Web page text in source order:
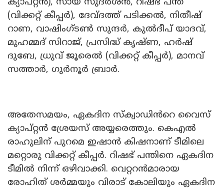
(വിക്കറ്റ് കീപ്പർ), ദേവ്‌ദത്ത് പടിക്കൽ, നിതീഷ്
റാണ, വാഷിംഗ്‌ടൺ സുന്ദർ, കുൽദീപ് യാദവ്,
മുഹമ്മദ് സിറാജ്, പ്രസിദ്ധ് കൃഷ്‌ണ, ഹർഷ്
ദുബേ, ധ്രുവ് ജൂരെൽ (വിക്കറ്റ് കീപ്പർ), മാനവ്
സത്താർ, ഗുർനൂർ ബ്രാർ.
അതേസമയം, ഏകദിന സ്‌ക്വാഡിൻറെ വൈസ്
ക്യാപ്റ്റൻ ശ്രേയസ് അയ്യരെത്തും. കെഎൽ
രാഹുലിന് പുറമെ ഇഷാൻ കിഷനാണ് ടീമിലെ
മറ്റൊരു വിക്കറ്റ് കീപ്പർ. റിഷഭ് പന്തിനെ ഏകദിന
ടീമിൽ നിന്ന് ഒഴിവാക്കി. വെറ്ററൻമാരായ
രോഹിത് ശർമ്മയും വിരാട് കോലിയും ഏകദിന